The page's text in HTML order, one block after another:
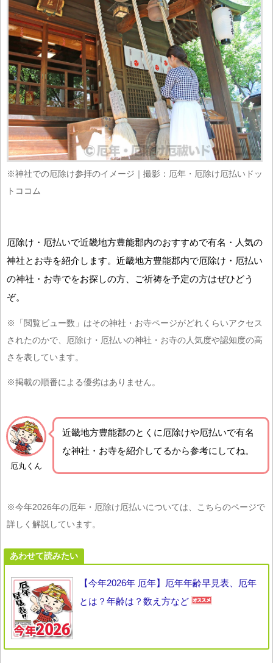
※神社での厄除け参拝のイメージ｜撮影：厄年・厄除け厄払いドッ
トココム
厄除け・厄払いで近畿地方豊能郡内のおすすめで有名・人気の
神社とお寺を紹介します。近畿地方豊能郡内で厄除け・厄払い
の神社・お寺でをお探しの方、ご祈祷を予定の方はぜひどう
ぞ。
※「閲覧ビュー数」はその神社・お寺ページがどれくらいアクセス
されたのかで、厄除け・厄払いの神社・お寺の人気度や認知度の高
さを表しています。
※掲載の順番による優劣はありません。
厄丸くん
近畿地方豊能郡のとくに厄除けや厄払いで有名
な神社・お寺を紹介 してるから参考にしてね。
※今年2026年の厄年・厄除け厄払いについては、こちらのページで
詳しく解説しています。
あわせて読みたい
【今年2026年 厄年】厄年年齢早見表、厄年
とは？年齢は？数え方など